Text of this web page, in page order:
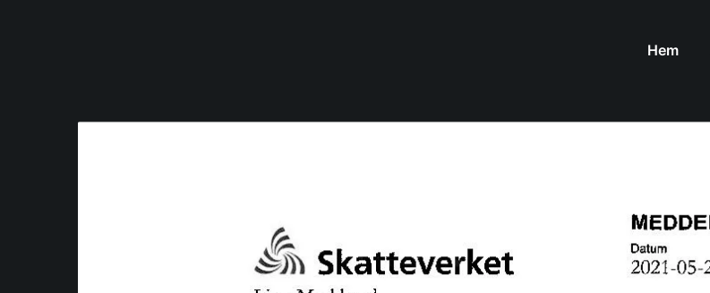
Hem